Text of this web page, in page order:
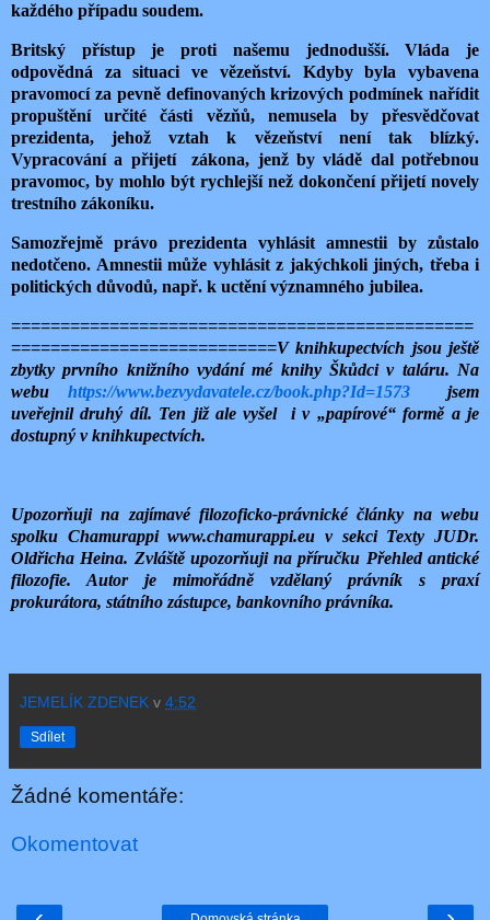
každého případu soudem.
Britský přístup je proti našemu jednodušší. Vláda je
odpovědná za situaci ve vězeňství. Kdyby byla vybavena
pravomocí za pevně definovaných krizových podmínek nařídit
propuštění určité části vězňů, nemusela by přesvědčovat
prezidenta, jehož vztah k vězeňství není tak blízký.
Vypracování a přijetí zákona, jenž by vládě dal potřebnou
pravomoc, by mohlo být rychlejší než dokončení přijetí novely
trestního zákoníku.
Samozřejmě právo prezidenta vyhlásit amnestii by zůstalo
nedotčeno. Amnestii může vyhlásit z jakýchkoli jiných, třeba i
politických důvodů, např. k uctění významného jubilea.
===============================================
===========================V knihkupectvích jsou ještě
zbytky prvního knižního vydání mé knihy Škůdci v taláru. Na
webu https://www.bezvydavatele.cz/book.php?Id=1573 jsem
uveřejnil druhý díl. Ten již ale vyšel i v „papírové“ formě a je
dostupný v knihkupectvích.
Upozorňuji na zajímavé filozoficko-právnické články na webu
spolku Chamurappi www.chamurappi.eu v sekci Texty JUDr.
Oldřicha Heina. Zvláště upozorňuji na příručku Přehled antické
filozofie. Autor je mimořádně vzdělaný právník s praxí
prokurátora, státního zástupce, bankovního právníka.
JEMELÍK ZDENEK v 4:52
Sdílet
Žádné komentáře:
Okomentovat